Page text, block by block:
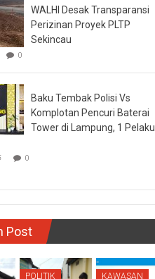
WALHI Desak Transparansi
Perizinan Proyek PLTP
Sekincau
0
Baku Tembak Polisi Vs
Komplotan Pencuri Baterai
Tower di Lampung, 1 Pelaku
0
Post
POLITIK KAWASAN